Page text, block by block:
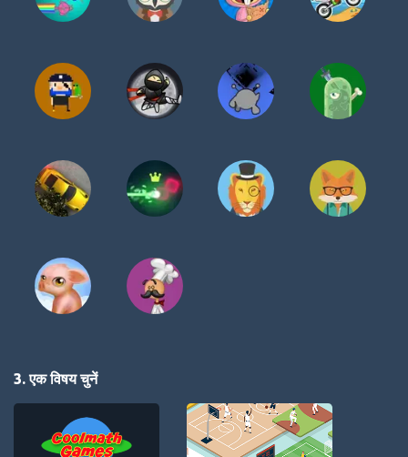
3. एक विषय चुनें